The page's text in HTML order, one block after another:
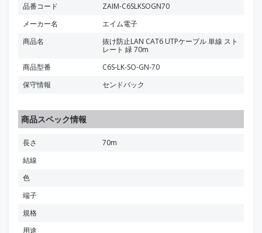
品番コード
ZAIM-C6SLKSOGN70
メーカー名
エイム電子
商品名
抜け防止LAN CAT6 UTPケーブル 単線 スト
レート 緑 70m
商品型番
C6S-LK-SO-GN-70
保守情報
センドバック
商品スペック情報
長さ
70m
結線
色
端子
規格
用途